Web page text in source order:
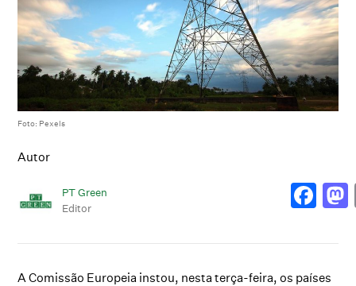
Foto: Pexels
Autor
PT Green
Editor
A Comissão Europeia instou, nesta terça-feira, os países